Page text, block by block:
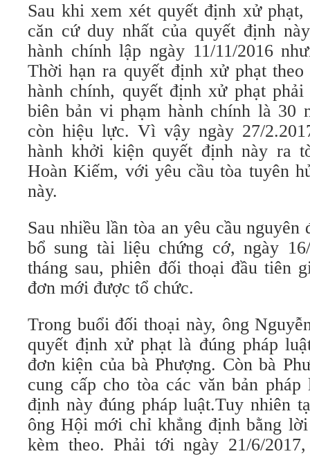
Sau khi xem xét quyết định xử phạt,
căn cứ duy nhất của quyết định
hành chính lập ngày 11/11/2016
Thời hạn ra quyết định xử phạt
hành chính, quyết định xử phạt
biên bản vi phạm hành chính là 30
còn hiệu lực. Vì vậy ngày 27/
hành khởi kiện quyết định này ra
Hoàn Kiếm, với yêu cầu tòa tuyên
này.
Sau nhiều lần tòa an yêu cầu
bổ sung tài liệu chứng cớ, ngày
tháng sau, phiên đối thoại đầu tiên
đơn mới được tổ chức.
Trong buổi đối thoại này, ông
quyết định xử phạt là đúng pháp
đơn kiện của bà Phượng. Còn bà
cung cấp cho tòa các văn bản
định này đúng pháp luật.Tuy nhiên
ông Hội mới chỉ khẳng định bằng
kèm theo. Phải tới ngày 21/6/